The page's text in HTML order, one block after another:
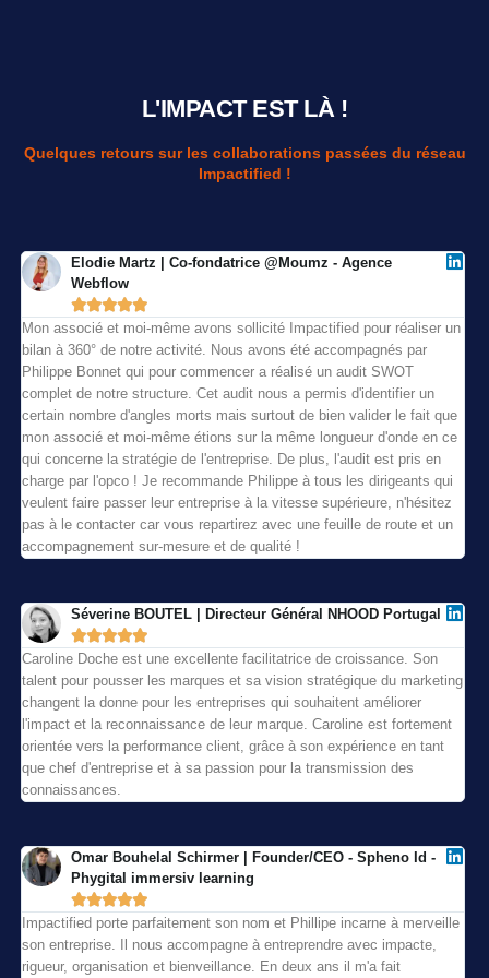
L'IMPACT EST LÀ !
Quelques retours sur les collaborations passées du réseau
Impactified !
Elodie Martz | Co-fondatrice @Moumz - Agence
Webflow

Mon associé et moi-même avons sollicité Impactified pour réaliser un
bilan à 360° de notre activité. Nous avons été accompagnés par
Philippe Bonnet qui pour commencer a réalisé un audit SWOT
complet de notre structure. Cet audit nous a permis d'identifier un
certain nombre d'angles morts mais surtout de bien valider le fait que
mon associé et moi-même étions sur la même longueur d'onde en ce
qui concerne la stratégie de l'entreprise. De plus, l'audit est pris en
charge par l'opco ! Je recommande Philippe à tous les dirigeants qui
veulent faire passer leur entreprise à la vitesse supérieure, n'hésitez
pas à le contacter car vous repartirez avec une feuille de route et un
accompagnement sur-mesure et de qualité !
Séverine BOUTEL | Directeur Général NHOOD Portugal

Caroline Doche est une excellente facilitatrice de croissance. Son
talent pour pousser les marques et sa vision stratégique du marketing
changent la donne pour les entreprises qui souhaitent améliorer
l'impact et la reconnaissance de leur marque. Caroline est fortement
orientée vers la performance client, grâce à son expérience en tant
que chef d'entreprise et à sa passion pour la transmission des
connaissances.
Omar Bouhelal Schirmer | Founder/CEO - Spheno Id -
Phygital immersiv learning

Impactified porte parfaitement son nom et Phillipe incarne à merveille
son entreprise. Il nous accompagne à entreprendre avec impacte,
rigueur, organisation et bienveillance. En deux ans il m'a fait